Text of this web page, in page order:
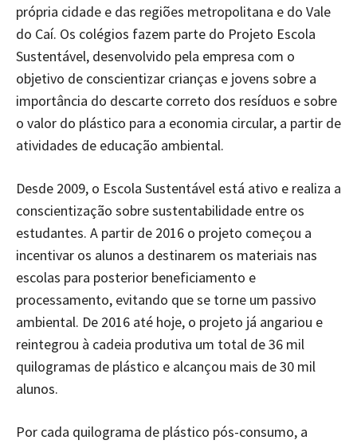
própria cidade e das regiões metropolitana e do Vale
do Caí. Os colégios fazem parte do Projeto Escola
Sustentável, desenvolvido pela empresa com o
objetivo de conscientizar crianças e jovens sobre a
importância do descarte correto dos resíduos e sobre
o valor do plástico para a economia circular, a partir de
atividades de educação ambiental.
Desde 2009, o Escola Sustentável está ativo e realiza a
conscientização sobre sustentabilidade entre os
estudantes. A partir de 2016 o projeto começou a
incentivar os alunos a destinarem os materiais nas
escolas para posterior beneficiamento e
processamento, evitando que se torne um passivo
ambiental. De 2016 até hoje, o projeto já angariou e
reintegrou à cadeia produtiva um total de 36 mil
quilogramas de plástico e alcançou mais de 30 mil
alunos.
Por cada quilograma de plástico pós-consumo, a